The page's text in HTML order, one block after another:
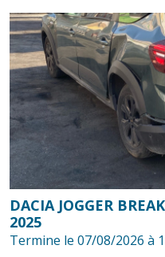
DACIA JOGGER
2025
Termine le 07/08/2026 à